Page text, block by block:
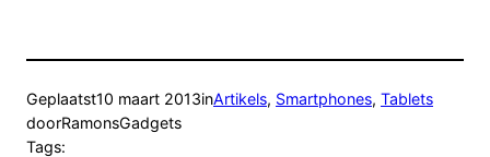
Geplaatst10 maart 2013inArtikels, Smartphones, Tablets
doorRamonsGadgets
Tags: